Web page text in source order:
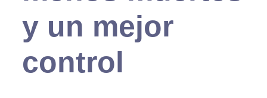
y un mejor
control